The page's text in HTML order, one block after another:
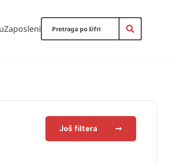
Zaposleni
Još filtera